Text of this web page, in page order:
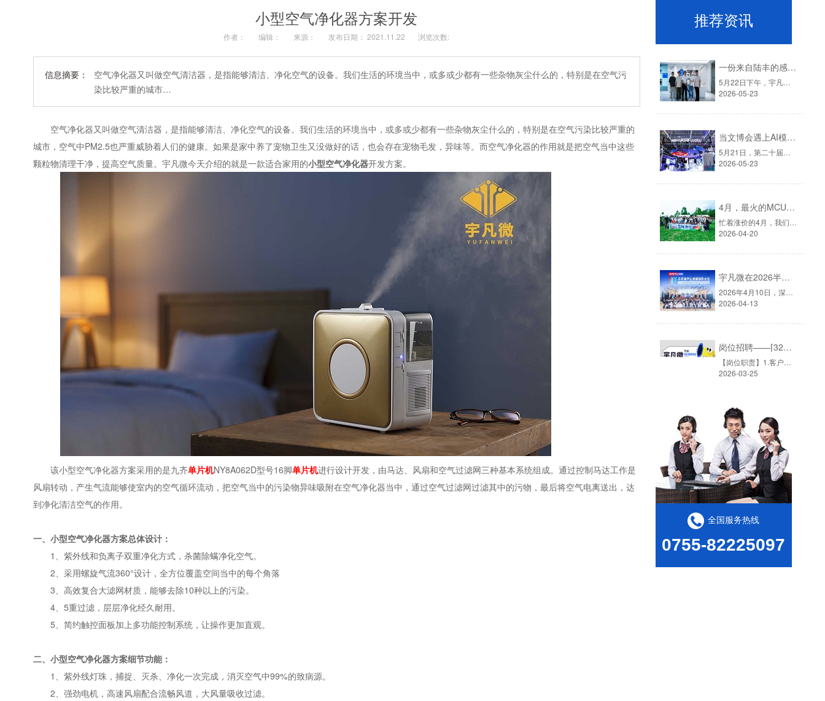
小型空气净化器方案开发
作者： 编辑： 来源： 发布日期： 2021.11.22 浏览次数:
信息摘要：
空气净化器又叫做空气清洁器，是指能够清洁、净化空气的设备。我们生活的环境当中，或多或少都有一些杂物灰尘什么的，特别是在空气污
染比较严重的城市…
空气净化器又叫做空气清洁器，是指能够清洁、净化空气的设备。我们生活的环境当中，或多或少都有一些杂物灰尘什么的，特别是在空气污染比较严重的
城市，空气中PM2.5也严重威胁着人们的健康。如果是家中养了宠物卫生又没做好的话，也会存在宠物毛发，异味等。而空气净化器的作用就是把空气当中这些
颗粒物清理干净，提高空气质量。宇凡微今天介绍的就是一款适合家用的小型空气净化器开发方案。
该小型空气净化器方案采用的是九齐单片机NY8A062D型号16脚单片机进行设计开发，由马达、风扇和空气过滤网三种基本系统组成。通过控制马达工作是
风扇转动，产生气流能够使室内的空气循环流动，把空气当中的污染物异味吸附在空气净化器当中，通过空气过滤网过滤其中的污物，最后将空气电离送出，达
到净化清洁空气的作用。
一、小型空气净化器方案总体设计：
1、紫外线和负离子双重净化方式，杀菌除螨净化空气。
2、采用螺旋气流360°设计，全方位覆盖空间当中的每个角落
3、高效复合大滤网材质，能够去除10种以上的污染。
4、5重过滤，层层净化经久耐用。
5、简约触控面板加上多功能控制系统，让操作更加直观。
二、小型空气净化器方案细节功能：
1、紫外线灯珠，捕捉、灭杀、净化一次完成，消灭空气中99%的致病源。
2、强劲电机，高速风扇配合流畅风道，大风量吸收过滤。
推荐资讯
一份来自陆丰的感谢信，见证宇凡微的社会责任之路
5月22日下午，宇凡微迎来了一批特殊的客人。他们是深圳派驻陆丰帮扶工作队的代表：深圳市驻陆丰市河东镇帮扶工作队队长廖雁平（罗湖笋岗街道办副主任）、队员王敏（深圳市政协办公厅一级主任科员）、队员陶龙城（罗湖医院集团）。▲左一深圳市政协办公厅一级主任科员王敏、右二深圳罗湖笋岗街道办副主任廖雁平、右一......
2026-05-23
当文博会遇上AI模块：宇凡微在罗湖展团交出“文化+科技”新答卷
2026-05-23
4月，最火的MCU旺季，我们给员工放了一天"山假"
2026-04-20
宇凡微在2026半导体大会上的思考与行动
2026-04-13
岗位招聘——⌈32位电子元器件销售员⌉
2026-03-25
全国服务热线
0755-82225097